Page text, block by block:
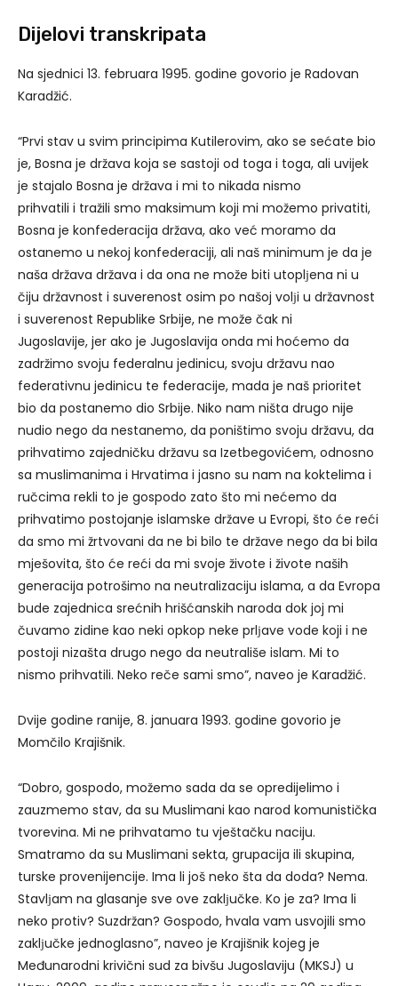
Dijelovi transkripata
Na sjednici 13. februara 1995. godine govorio je Radovan
Karadžić.
“Prvi stav u svim principima Kutilerovim, ako se sećate bio
je, Bosna je država koja se sastoji od toga i toga, ali uvijek
je stajalo Bosna je država i mi to nikada nismo
prihvatili i tražili smo maksimum koji mi možemo privatiti,
Bosna je konfederacija država, ako već moramo da
ostanemo u nekoj konfederaciji, ali naš minimum je da je
naša država država i da ona ne može biti utoplјena ni u
čiju državnost i suverenost osim po našoj volјi u državnost
i suverenost Republike Srbije, ne može čak ni
Jugoslavije, jer ako je Jugoslavija onda mi hoćemo da
zadržimo svoju federalnu jedinicu, svoju državu nao
federativnu jedinicu te federacije, mada je naš prioritet
bio da postanemo dio Srbije. Niko nam ništa drugo nije
nudio nego da nestanemo, da poništimo svoju državu, da
prihvatimo zajedničku državu sa Izetbegovićem, odnosno
sa muslimanima i Hrvatima i jasno su nam na koktelima i
ručcima rekli to je gospodo zato što mi nećemo da
prihvatimo postojanje islamske države u Evropi, što će reći
da smo mi žrtvovani da ne bi bilo te države nego da bi bila
mješovita, što će reći da mi svoje živote i živote naših
generacija potrošimo na neutralizaciju islama, a da Evropa
bude zajednica srećnih hrišćanskih naroda dok joj mi
čuvamo zidine kao neki opkop neke prlјave vode koji i ne
postoji nizašta drugo nego da neutrališe islam. Mi to
nismo prihvatili. Neko reče sami smo”, naveo je Karadžić.
Dvije godine ranije, 8. januara 1993. godine govorio je
Momčilo Krajišnik.
“Dobro, gospodo, možemo sada da se opredijelimo i
zauzmemo stav, da su Muslimani kao narod komunistička
tvorevina. Mi ne prihvatamo tu vještačku naciju.
Smatramo da su Muslimani sekta, grupacija ili skupina,
turske provenijencije. Ima li još neko šta da doda? Nema.
Stavlјam na glasanje sve ove zaklјučke. Ko je za? Ima li
neko protiv? Suzdržan? Gospodo, hvala vam usvojili smo
zaklјučke jednoglasno”, naveo je Krajišnik kojeg je
Međunarodni krivični sud za bivšu Jugoslaviju (MKSJ) u